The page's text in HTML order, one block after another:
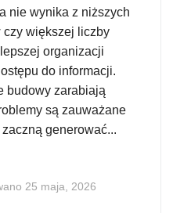
nie wynika z niższych
czy większej liczby
organizacji
do informacji.
budowy zarabiają
są zauważane
generować...
25 maja, 2026